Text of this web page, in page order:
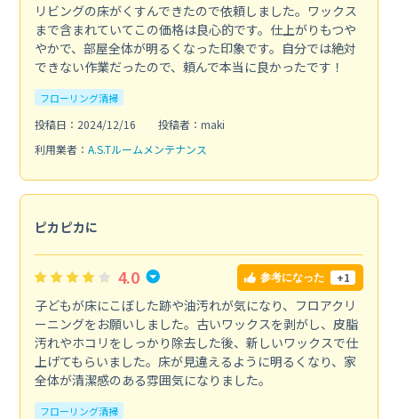
リビングの床がくすんできたので依頼しました。ワックス
まで含まれていてこの価格は良心的です。仕上がりもつや
やかで、部屋全体が明るくなった印象です。自分では絶対
できない作業だったので、頼んで本当に良かったです！
フローリング清掃
投稿日：2024/12/16
投稿者：maki
利用業者： A.S.Tルームメンテナンス
ピカピカに
4.0 参考になった +1
子どもが床にこぼした跡や油汚れが気になり、フロアクリ
ーニングをお願いしました。古いワックスを剥がし、皮脂
汚れやホコリをしっかり除去した後、新しいワックスで仕
上げてもらいました。床が見違えるように明るくなり、家
全体が清潔感のある雰囲気になりました。
フローリング清掃